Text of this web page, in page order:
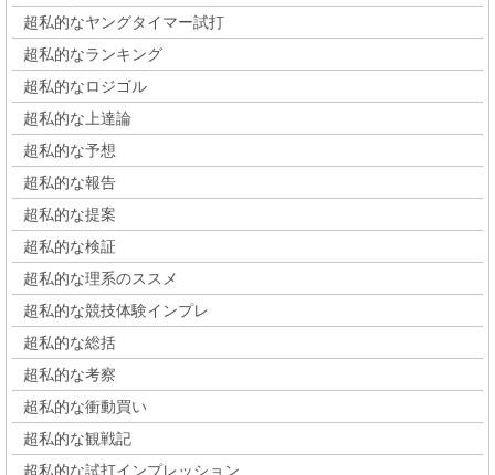
超私的なヤングタイマー試打
超私的なランキング
超私的なロジゴル
超私的な上達論
超私的な予想
超私的な報告
超私的な提案
超私的な検証
超私的な理系のススメ
超私的な競技体験インプレ
超私的な総括
超私的な考察
超私的な衝動買い
超私的な観戦記
超私的な試打インプレッション